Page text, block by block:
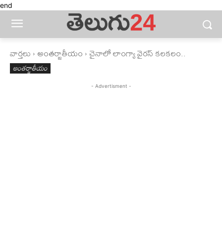
end
వార్తలు అంతర్జాతీయం చైనాలో లాంగ్యా వైరస్ కలకలం..
అంతర్జాతీయం
- Advertisment -